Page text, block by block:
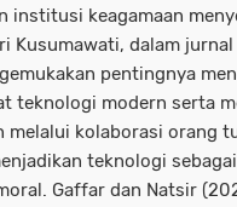
institusi keagamaan
Kusumawati, dalam
pentingnya
teknologi modern serta
melalui kolaborasi orang
teknologi
Gaffar dan Natsir